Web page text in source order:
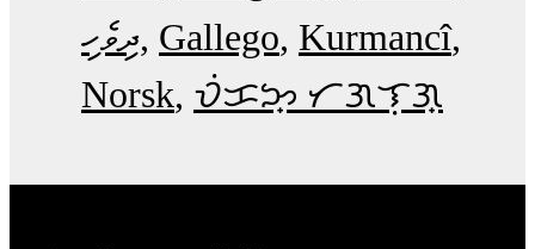
ދިވެހި Gallego Kurmancî
Norsk ᜏᜒᜃᜅ᜔ ᜆᜄᜎᜓᜄ᜔